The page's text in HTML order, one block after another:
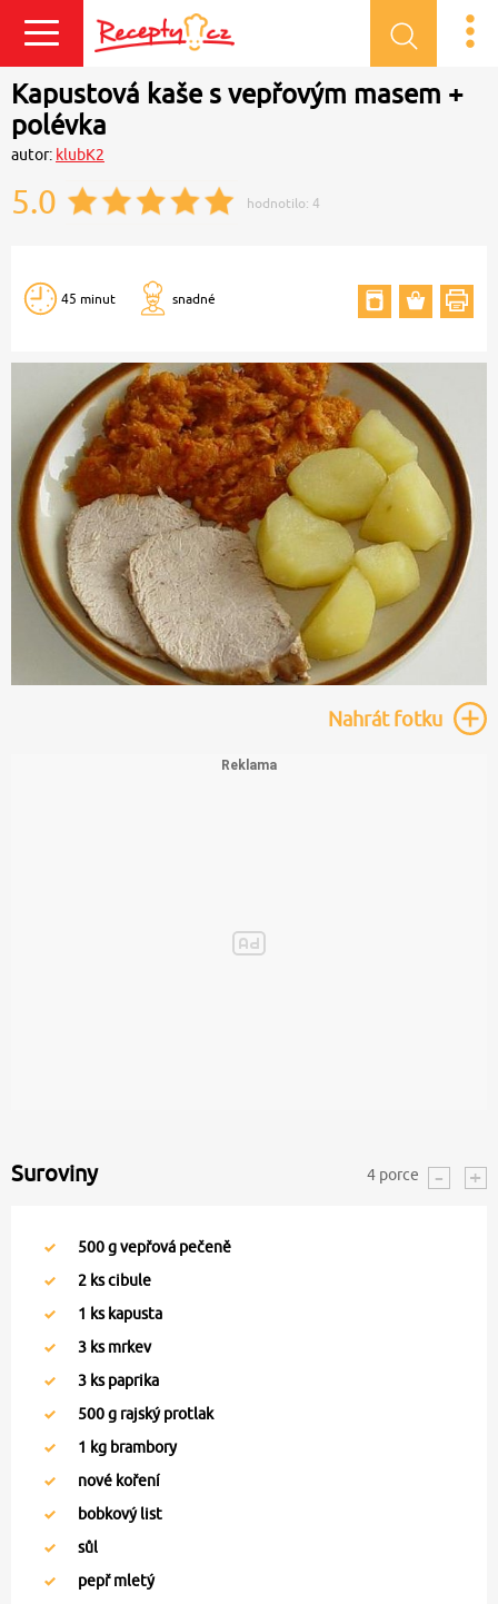
Přihlásit se
Kapustová kaše s vepřovým masem +
polévka
autor: klubK2
5.0 hodnotilo: 4
45 minut snadné
Nahrátfotku
Suroviny 4 porce
500g vepřová pečeně
2 ks cibule
1 ks kapusta
3 ks mrkev
3 ks paprika
500g rajský protlak
1 kg brambory
nové koření
bobkový list
sůl
pepř mletý